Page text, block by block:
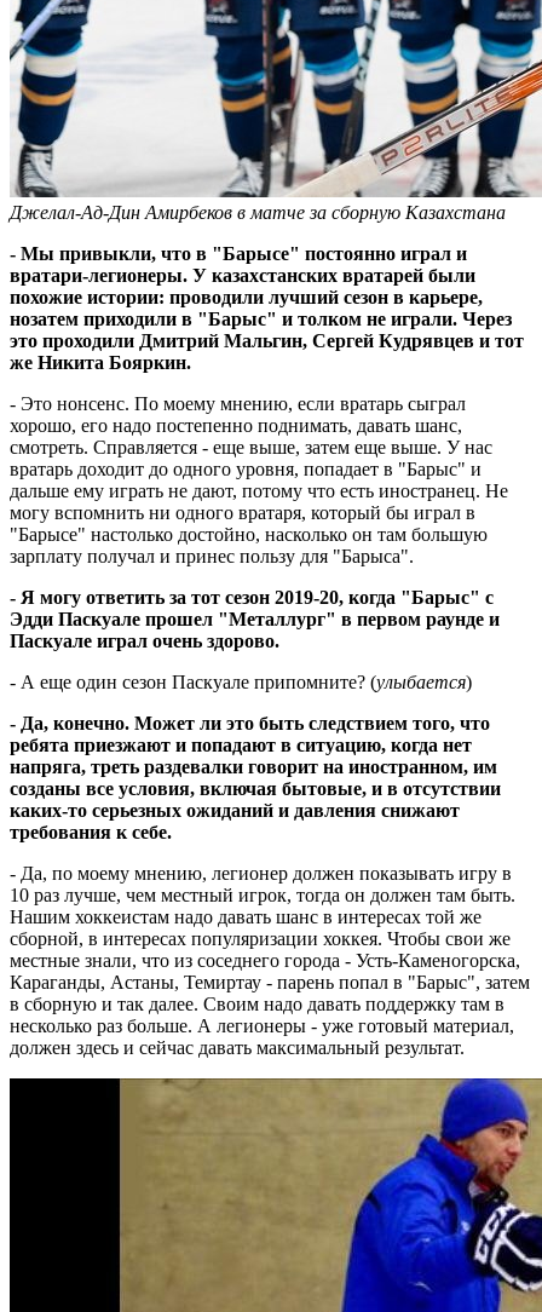
Джелал-Ад-Дин Амирбеков в матче за сборную Казахстана
- Мы привыкли, что в "Барысе" постоянно играл и
вратари-легионеры. У казахстанских вратарей были
похожие истории: проводили лучший сезон в карьере,
нозатем приходили в "Барыс" и толком не играли. Через
это проходили Дмитрий Мальгин, Сергей Кудрявцев и тот
же Никита Бояркин.
- Это нонсенс. По моему мнению, если вратарь сыграл
хорошо, его надо постепенно поднимать, давать шанс,
смотреть. Справляется - еще выше, затем еще выше. У нас
вратарь доходит до одного уровня, попадает в "Барыс" и
дальше ему играть не дают, потому что есть иностранец. Не
могу вспомнить ни одного вратаря, который бы играл в
"Барысе" настолько достойно, насколько он там большую
зарплату получал и принес пользу для "Барыса".
- Я могу ответить за тот сезон 2019-20, когда "Барыс" с
Эдди Паскуале прошел "Металлург" в первом раунде и
Паскуале играл очень здорово.
- А еще один сезон Паскуале припомните? (улыбается)
- Да, конечно. Может ли это быть следствием того, что
ребята приезжают и попадают в ситуацию, когда нет
напряга, треть раздевалки говорит на иностранном, им
созданы все условия, включая бытовые, и в отсутствии
каких-то серьезных ожиданий и давления снижают
требования к себе.
- Да, по моему мнению, легионер должен показывать игру в
10 раз лучше, чем местный игрок, тогда он должен там быть.
Нашим хоккеистам надо давать шанс в интересах той же
сборной, в интересах популяризации хоккея. Чтобы свои же
местные знали, что из соседнего города - Усть-Каменогорска,
Караганды, Астаны, Темиртау - парень попал в "Барыс", затем
в сборную и так далее. Своим надо давать поддержку там в
несколько раз больше. А легионеры - уже готовый материал,
должен здесь и сейчас давать максимальный результат.